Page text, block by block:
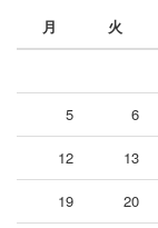
月
火
5 6
12 13
19 20